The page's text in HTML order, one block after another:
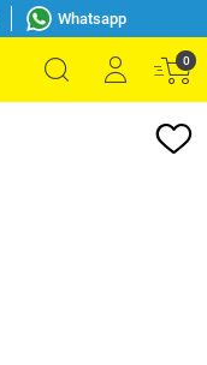
Whatsapp
0